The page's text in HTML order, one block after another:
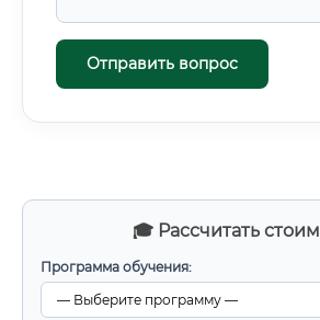
🎓 Рассчитать
Программа обучения:
Отправить вопрос